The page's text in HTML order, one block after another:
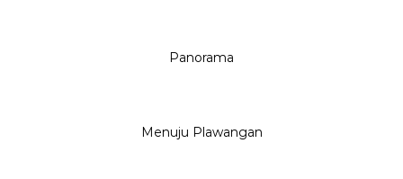
Panorama
Menuju Plawangan